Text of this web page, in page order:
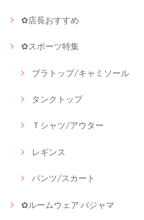
✿店長おすすめ
✿スポーツ特集
ブラトップ/キャミソール
タンクトップ
Ｔシャツ/アウター
レギンス
パンツ/スカート
✿ルームウェア·パジャマ